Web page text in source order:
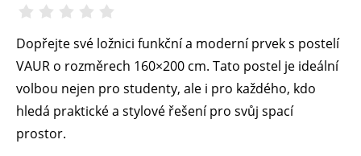
Dopřejte své ložnici funkční a moderní prvek s postelí
VAUR o rozměrech 160×200 cm. Tato postel je ideální
volbou nejen pro studenty, ale i pro každého, kdo
hledá praktické a stylové řešení pro svůj spací
prostor.